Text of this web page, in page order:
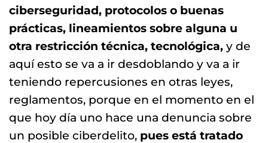
ciberseguridad, protocolos o buenas
prácticas, lineamientos sobre alguna u
otra restricción técnica, tecnológica, y de
aquí esto se va a ir desdoblando y va a ir
teniendo repercusiones en otras leyes,
reglamentos, porque en el momento en el
que hoy día uno hace una denuncia sobre
un posible ciberdelito, pues está tratado